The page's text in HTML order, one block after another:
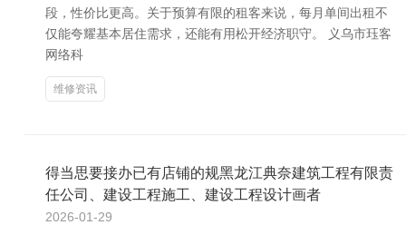
段，性价比更高。关于预算有限的租客来说，每月单间出租不
仅能夸耀基本居住需求，还能有用松开经济职守。 义乌市珏客
网络科
维修资讯
得当思要接办已有店铺的规黑龙江典奈建筑工程有限责
任公司、建设工程施工、建设工程设计画者
2026-01-29